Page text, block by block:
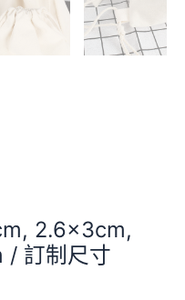
2.6x3cm,
/ 訂制尺寸